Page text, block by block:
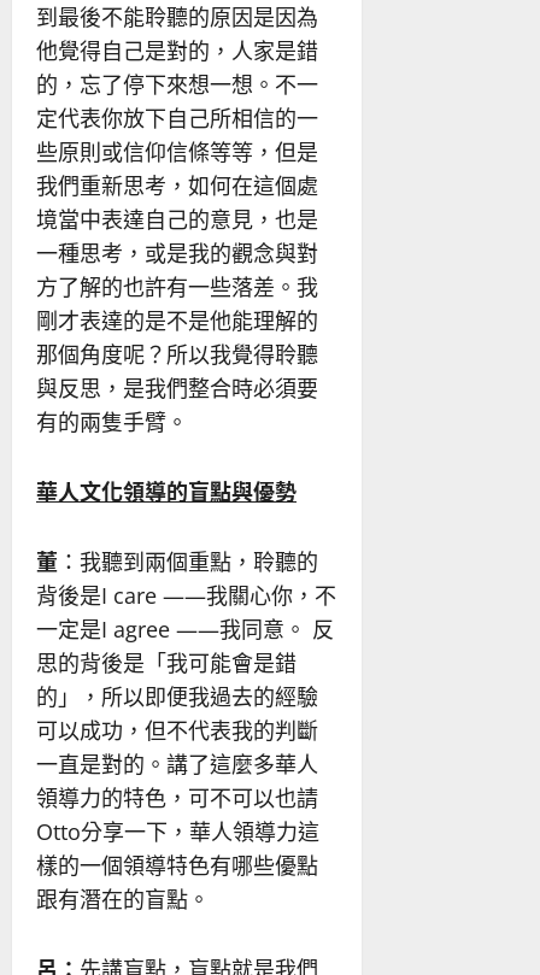
到最後不能聆聽的原因是因為
他覺得自己是對的，人家是錯
的，忘了停下來想一想。不一
定代表你放下自己所相信的一
些原則或信仰信條等等，但是
我們重新思考，如何在這個處
境當中表達自己的意見，也是
一種思考，或是我的觀念與對
方了解的也許有一些落差。我
剛才表達的是不是他能理解的
那個角度呢？所以我覺得聆聽
與反思，是我們整合時必須要
有的兩隻手臂。
華人文化領導的盲點與優勢
董 ：我聽到兩個重點，聆聽的
背後是I care ——我關心你，不
一定是I agree ——我同意。 反
思的背後是「我可能會是錯
的」，所以即便我過去的經驗
可以成功，但不代表我的判斷
一直是對的。講了這麼多華人
領導力的特色，可不可以也請
Otto分享一下，華人領導力這
樣的一個領導特色有哪些優點
跟有潛在的盲點。
呂： 先講盲點，盲點就是我們